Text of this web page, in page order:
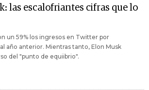
las escalofriantes cifras que lo
un 59% los ingresos en Twitter por
año anterior. Mientras tanto, Elon Musk
del "punto de equiibrio".